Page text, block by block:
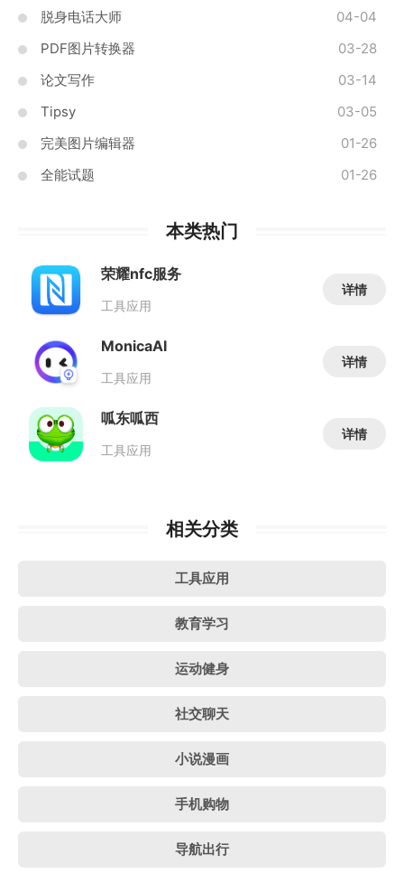
脱身电话大师
04-04
PDF图片转换器
03-28
论文写作
03-14
Tipsy
03-05
完美图片编辑器
01-26
全能试题
01-26
本类热门
荣耀nfc服务
工具应用
详情
MonicaAI
工具应用
详情
呱东呱西
工具应用
详情
相关分类
工具应用
教育学习
运动健身
社交聊天
小说漫画
手机购物
导航出行